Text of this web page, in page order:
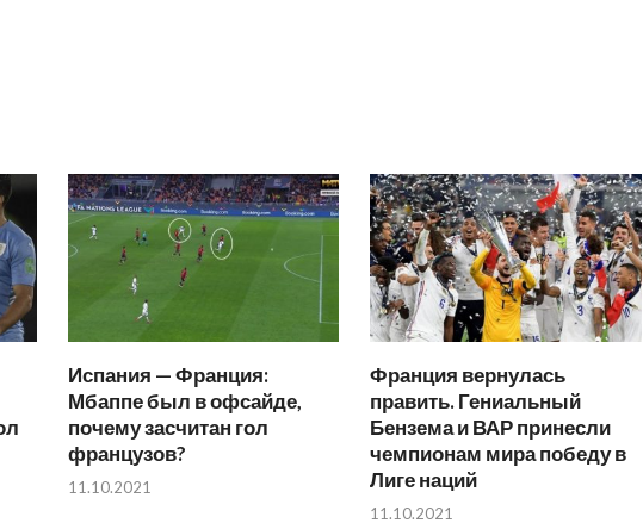
Испания — Франция:
Мбаппе был в офсайде,
почему засчитан гол
французов?
11.10.2021
Франция вернулась
править. Гениальный
Бензема и ВАР принесли
чемпионам мира победу в
Лиге наций
11.10.2021